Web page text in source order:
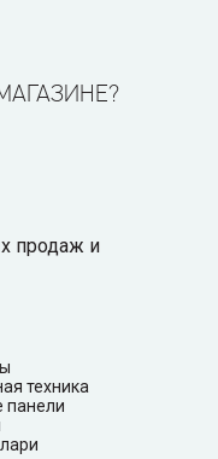
продаж и
техника
панели